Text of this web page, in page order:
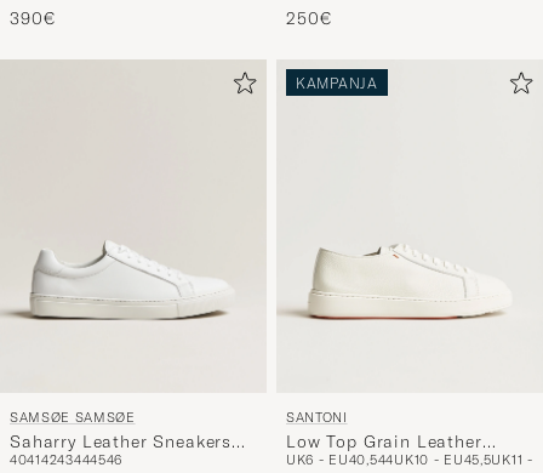
Saharry Leather Sneakers
White
404142 43444546
KAMPANJA
Low Top Grain Leather
Sneaker White Calf
UK6 - EU40,5 44 UK10 - EU45,5 UK11 -